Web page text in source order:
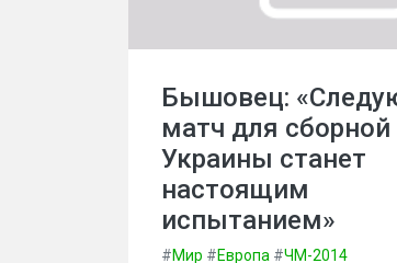
Бышовец:
матч для сборной
Украины станет
настоящим
испытанием»
#Мир #Европа #ЧМ-2014